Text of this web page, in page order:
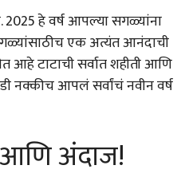
हे वर्ष आपल्या सगळ्यांना
एक अत्यंत आनंदाची
टाटाची सर्वात शहीती आणि
नक्कीच आपलं सर्वांचं नवीन वर्ष
आणि अंदाज!